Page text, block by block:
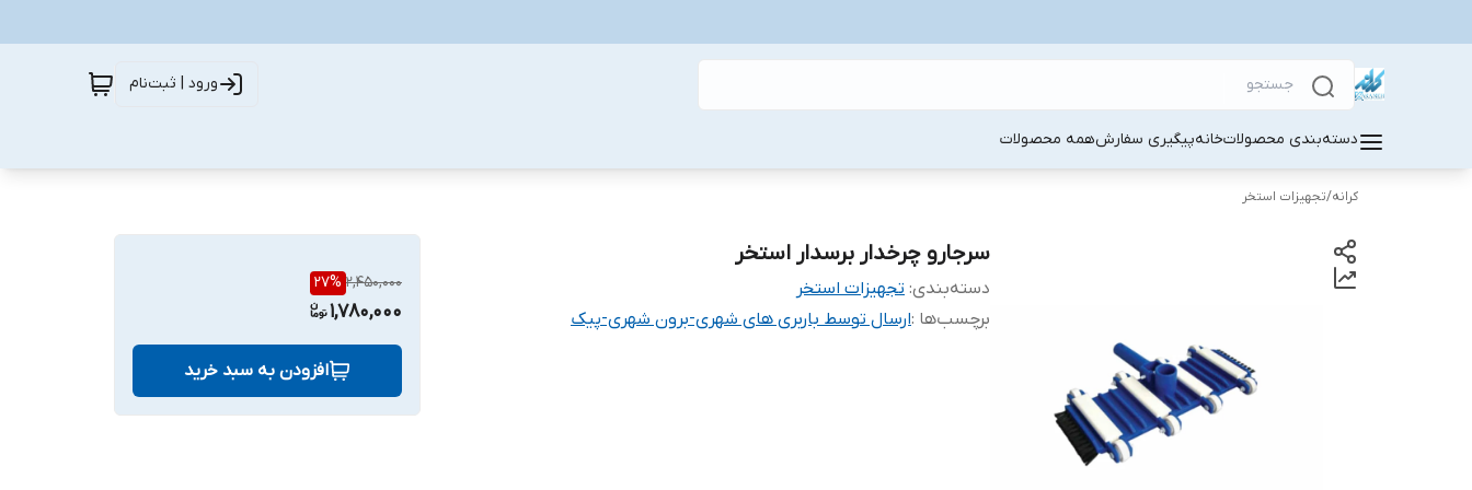
ورود | ثبت‌نام
دسته‌بندی محصولاتخانهپیگیری سفارشهمه محصولات
کرانه/تجهیزات استخر
سرجارو چرخدار برسدار استخر
دسته‌بندی: تجهیزات استخر
برچسب‌ها :ارسال توسط باربری های شهری-برون شهری-پیک
2,450,000
27%
1,780,000
افزودن به سبد خرید